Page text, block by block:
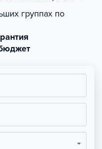
группах по